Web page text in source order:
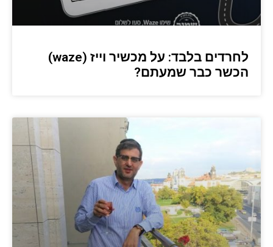
לחרדים בלבד: על מכשיר וייז (waze)
הכשר כבר שמעתם?